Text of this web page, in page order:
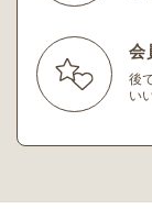
会
後
い